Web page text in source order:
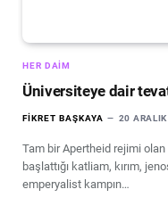
HER DAIM
Üniversiteye dair
FIKRET BAŞKAYA 20
Tam bir Apertheid rejimi olan
başlattığı katliam, kırım,
emperyalist kampın…